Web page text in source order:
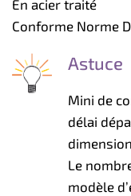
En acier traité
Conforme Norme
Astuce
Mini de
délai
Le
modèle